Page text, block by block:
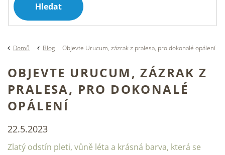
Hledat
Domů Blog Objevte Urucum, zázrak z pralesa, pro dokonalé opálení
OBJEVTE URUCUM, ZÁZRAK Z
PRALESA, PRO DOKONALÉ
OPÁLENÍ
22.5.2023
Zlatý odstín pleti, vůně léta a krásná barva, která se